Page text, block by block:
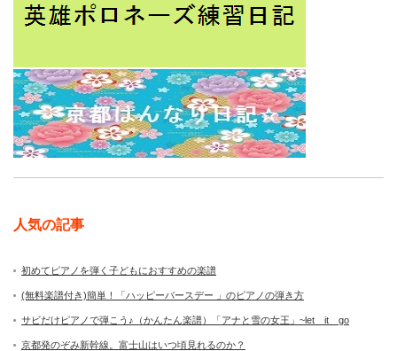
人気の記事
初めてピアノを弾く子どもにおすすめの楽譜
(無料楽譜付き)簡単！「ハッピーバースデー 」のピアノの弾き方
サビだけピアノで弾こう♪（かんたん楽譜）「アナと雪の女王」~let it go
京都発のぞみ新幹線。富士山はいつ頃見れるのか？